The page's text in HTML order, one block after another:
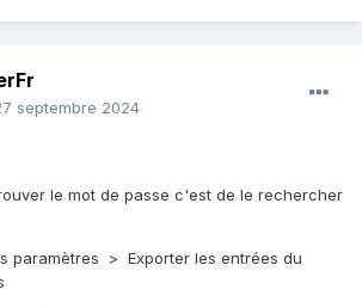
septembre 2024
le mot de passe c'est de le rechercher
paramètres > Exporter les entrées du